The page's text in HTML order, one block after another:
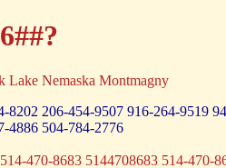
Lake Nemaska Montmagny
8202 206-454-9507 916-264-9519
4886 504-784-2776
470-8683 5144708683 514-470-